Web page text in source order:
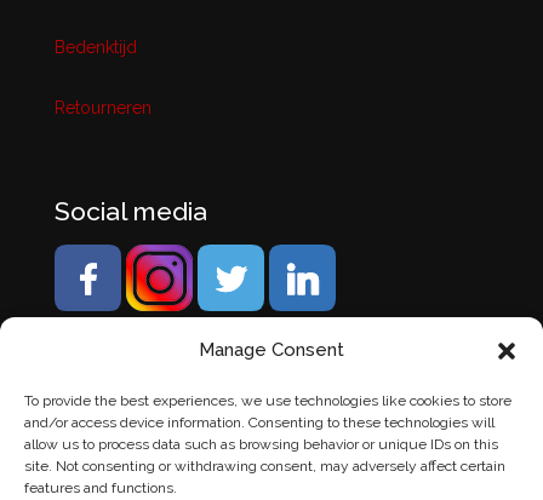
Manage Consent
To provide the best experiences, we use technologies like cookies to store
and/or access device information. Consenting to these technologies will
allow us to process data such as browsing behavior or unique IDs on this
site. Not consenting or withdrawing consent, may adversely affect certain
features and functions.
Bedenktijd
Retourneren
Social media